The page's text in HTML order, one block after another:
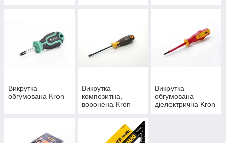
Викрутка
обгумована Kron
Викрутка
композитна,
воронена Kron
Викрутка
обгумована
діелектрична Kron